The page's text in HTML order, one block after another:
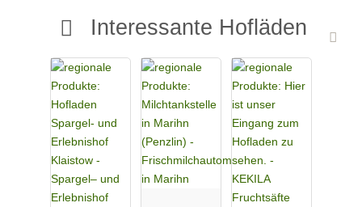
Interessante Hofläden